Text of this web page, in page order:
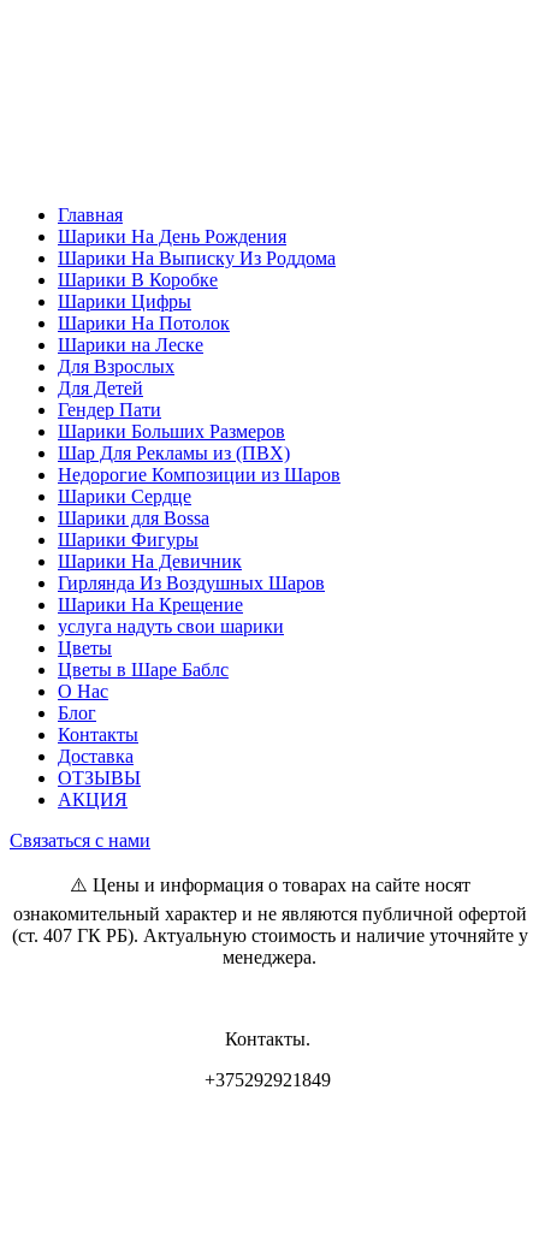
Главная
Шарики На День Рождения
Шарики На Выписку Из Роддома
Шарики В Коробке
Шарики Цифры
Шарики На Потолок
Шарики на Леске
Для Взрослых
Для Детей
Гендер Пати
Шарики Больших Размеров
Шар Для Рекламы из (ПВХ)
Недорогие Композиции из Шаров
Шарики Сердце
Шарики для Воssa
Шарики Фигуры
Шарики На Девичник
Гирлянда Из Воздушных Шаров
Шарики На Крещение
услуга надуть свои шарики
Цветы
Цветы в Шаре Баблс
О Нас
Блог
Контакты
Доставка
ОТЗЫВЫ
АКЦИЯ
Связаться с нами
⚠️ Цены и информация о товарах на сайте носят
ознакомительный характер и не являются публичной офертой
(ст. 407 ГК РБ). Актуальную стоимость и наличие уточняйте у
менеджера.
Контакты.
+375292921849